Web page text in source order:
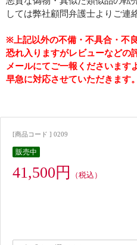
しては弊社顧問弁護士よりご連
※上記以外の不備・不具合・不
恐れ入りますがレビューなどの
メールにてご一報くださいます
早急に対応させていただきます。
[商品コード ] 0209
販売中
41,500円 （税込）